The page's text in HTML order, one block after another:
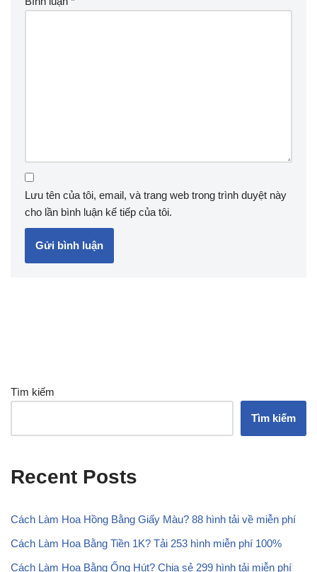
Lưu tên của tôi, email, và trang web trong trình duyệt này
cho lần bình luận kế tiếp của tôi.
Tìm kiếm
Tìm kiếm
Recent Posts
Cách Làm Hoa Hồng Bằng Giấy Màu? 88 hình tải về miễn phí
Cách Làm Hoa Bằng Tiền 1K? Tải 253 hình miễn phí 100%
Cách Làm Hoa Bằng Ống Hút? Chia sẻ 299 hình tải miễn phí